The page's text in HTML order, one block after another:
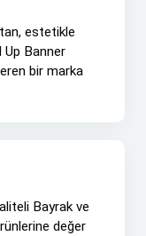
estetikle
Up Banner
bir marka
Bayrak ve
değer